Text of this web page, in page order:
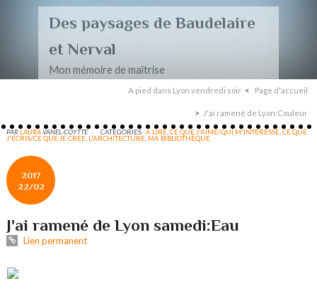
Des paysages de Baudelaire
et Nerval
Mon mémoire de maîtrise
A pied dans Lyon vendredi soir Page d'accueil
J'ai ramené de Lyon:Couleur
PARLAURAVANEL-COYTTE CATÉGORIES :A LIRE ,CE QUE J'AIME/QUI M'INTERESSE ,CE QUE
J'ECRIS/CE QUE JE CREE L'ARCHITECTURE MA BIBLIOTHÈQUE
2017
22/02
J'ai ramené de Lyon samedi:Eau
Lien permanent